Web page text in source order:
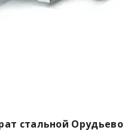
стальной Орудьево